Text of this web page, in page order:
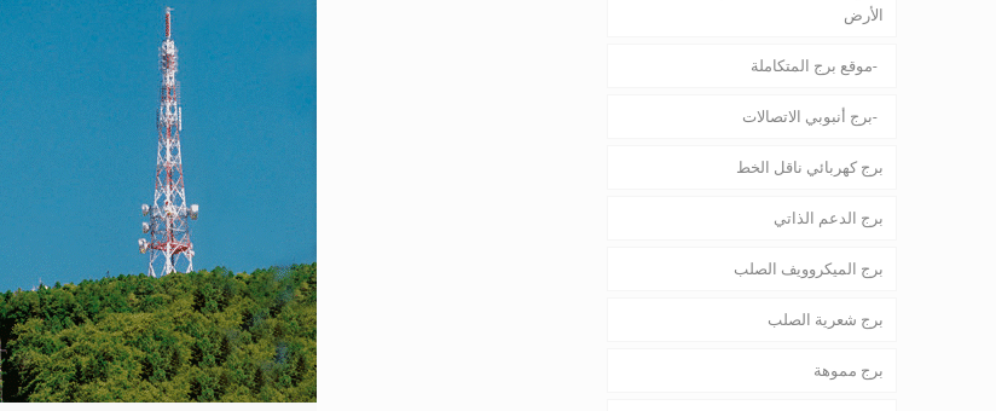
الأرض
موقع برج المتكاملة
برج أنبوبي الاتصالات
برج كهربائي ناقل الخط
برج الدعم الذاتي
برج الميكروويف الصلب
برج شعرية الصلب
برج مموهة